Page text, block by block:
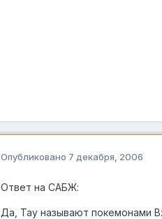
Опубликовано 7 декабря, 2006
Ответ на САБЖ:
Да, Тау называют покемонами